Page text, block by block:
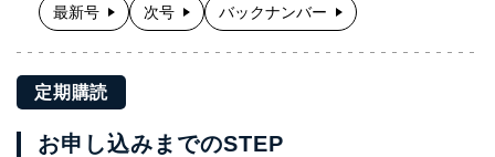
最新号 次号 バックナンバー
定期購読
お申し込みまでのSTEP